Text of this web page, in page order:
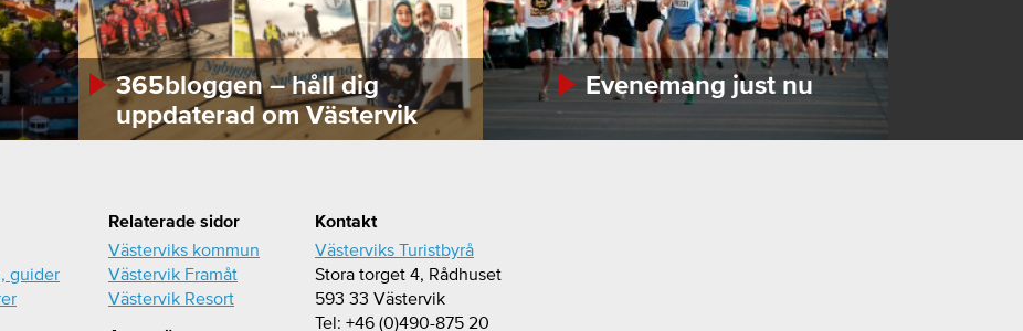
365bloggen – håll dig
uppdaterad om Västervik
Evenemang just nu
guider
Relaterade sidor
Västerviks kommun
Västervik Framåt
Västervik Resort
Kontakt
Västerviks Turistbyrå
Stora torget 4, Rådhuset
593 33 Västervik
Tel: +46 (0)490-875 20